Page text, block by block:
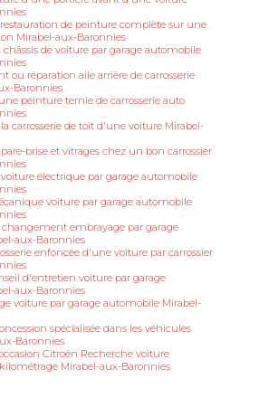
de peinture complète sur une
Mirabel-aux-Baronnies
châssis de voiture par garage automobile
ou réparation aile arrière de carrosserie
Baronnies
peinture ternie de carrosserie auto
carrosserie de toit d'une voiture Mirabel-
brise et vitrages chez un bon carrossier
électrique par garage automobile
voiture par garage automobile
changement embrayage par garage
aux-Baronnies
enfoncée d'une voiture par carrossier
d'entretien voiture par garage
aux-Baronnies
voiture par garage automobile Mirabel-
spécialisée dans les véhicules
Baronnies
Citroën Recherche voiture
Mirabel-aux-Baronnies